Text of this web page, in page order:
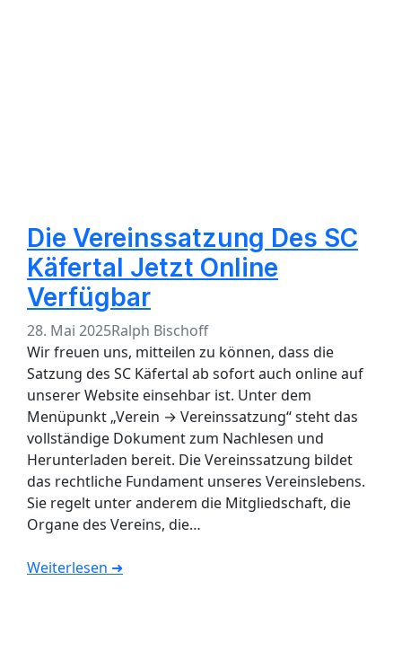
Die Vereinssatzung Des SC
Käfertal Jetzt Online
Verfügbar
28. Mai 2025Ralph Bischoff
Wir freuen uns, mitteilen zu können, dass die
Satzung des SC Käfertal ab sofort auch online auf
unserer Website einsehbar ist. Unter dem
Menüpunkt „Verein → Vereinssatzung“ steht das
vollständige Dokument zum Nachlesen und
Herunterladen bereit. Die Vereinssatzung bildet
das rechtliche Fundament unseres Vereinslebens.
Sie regelt unter anderem die Mitgliedschaft, die
Organe des Vereins, die…
Weiterlesen ➜